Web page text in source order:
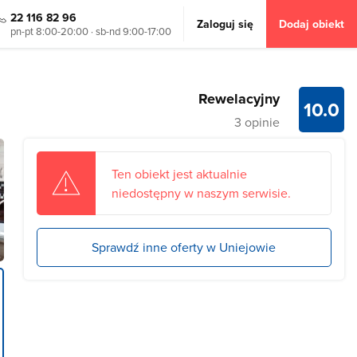
22 116 82 96
pn-pt 8:00-20:00 · sb-nd 9:00-17:00 Zaloguj się Dodaj obiekt
10.0
Rewelacyjny
3 opinie
Ten obiekt jest aktualnie
niedostępny w naszym serwisie.
Sprawdź inne oferty w Uniejowie